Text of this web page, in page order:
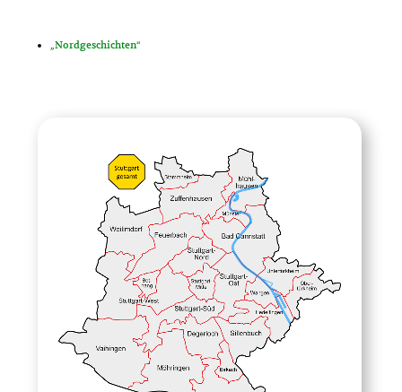
„Nordgeschichten“